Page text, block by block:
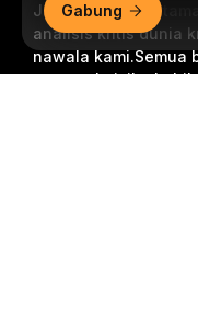
Jadilah yang
analisis kritis dunia
nawala kami.Semua
termasuk risiko
Gabung